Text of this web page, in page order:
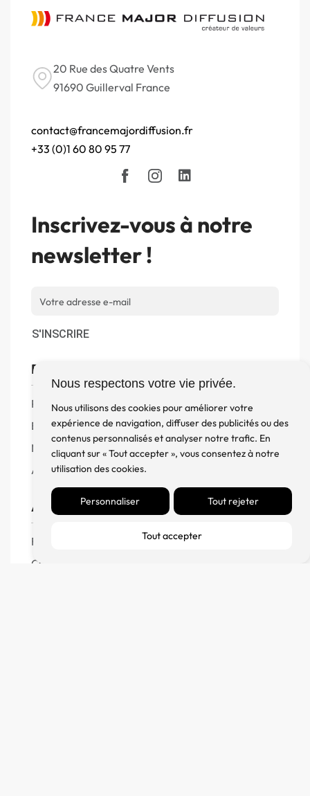
Nous respectons votre vie privée.
Nous utilisons des cookies pour améliorer votre
expérience de navigation, diffuser des publicités ou des
contenus personnalisés et analyser notre trafic. En
cliquant sur « Tout accepter », vous consentez à notre
utilisation des cookies.
Personnaliser Tout rejeter
Tout accepter
20 Rue des Quatre Vents
91690 Guillerval France
contact@francemajordiffusion.fr
+33 (0)1 60 80 95 77
Inscrivez-vous à notre
newsletter !
S'INSCRIRE
Boutique
Produits
Enceintes
Meuble, Rack et Support
Accessoires
Aide
FAQ
CGV